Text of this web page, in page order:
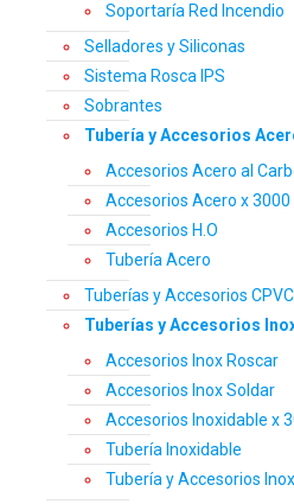
Soportaría Red Incendio
Selladores y Siliconas
Sistema Rosca IPS
Sobrantes
Tubería y Accesorios
Accesorios Acero al
Accesorios Acero x 3000
Accesorios H.O
Tubería Acero
Tuberías y Accesorios CPVC
Tuberías y Accesorios
Accesorios Inox Roscar
Accesorios Inox Soldar
Accesorios Inoxidable x
Tubería Inoxidable
Tubería y Accesorios